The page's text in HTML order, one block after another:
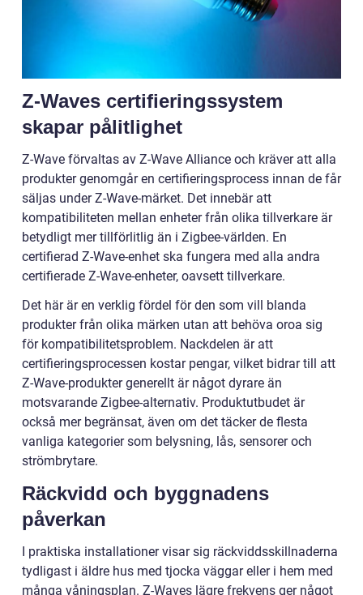
Z-Waves certifieringssystem
skapar pålitlighet
Z-Wave förvaltas av Z-Wave Alliance och kräver att alla
produkter genomgår en certifieringsprocess innan de får
säljas under Z-Wave-märket. Det innebär att
kompatibiliteten mellan enheter från olika tillverkare är
betydligt mer tillförlitlig än i Zigbee-världen. En
certifierad Z-Wave-enhet ska fungera med alla andra
certifierade Z-Wave-enheter, oavsett tillverkare.
Det här är en verklig fördel för den som vill blanda
produkter från olika märken utan att behöva oroa sig
för kompatibilitetsproblem. Nackdelen är att
certifieringsprocessen kostar pengar, vilket bidrar till att
Z-Wave-produkter generellt är något dyrare än
motsvarande Zigbee-alternativ. Produktutbudet är
också mer begränsat, även om det täcker de flesta
vanliga kategorier som belysning, lås, sensorer och
strömbrytare.
Räckvidd och byggnadens
påverkan
I praktiska installationer visar sig räckviddsskillnaderna
tydligast i äldre hus med tjocka väggar eller i hem med
många våningsplan. Z-Waves lägre frekvens ger något